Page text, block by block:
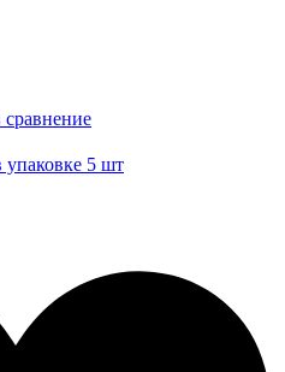
упаковке 5 шт